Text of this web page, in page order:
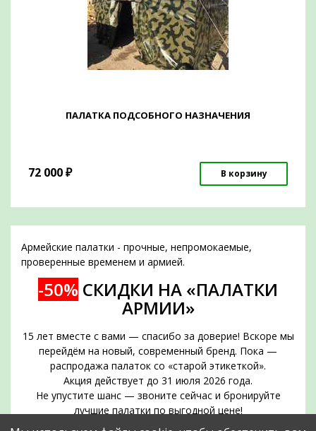
ПАЛАТКА ПОДСОБНОГО НАЗНАЧЕНИЯ
72 000₽ В корзину
Армейские палатки - прочные, непромокаемые,
проверенные временем и армией.
-50% СКИДКИ НА «ПАЛАТКИ
АРМИИ»
15 лет вместе с вами — спасибо за доверие! Вскоре мы
перейдём на новый, современный бренд. Пока —
распродажа палаток со «старой этикеткой».
Акция действует до 31 июля 2026 года.
Не упустите шанс — звоните сейчас и бронируйте
лучшие палатки по выгодной цене!
Срок действия акции — до 31 июля 2026 года